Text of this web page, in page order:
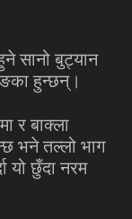
सानो बुट्यान
हुन्छन्।
र बाक्ला
भने तल्लो भाग
यो छुँदा नरम